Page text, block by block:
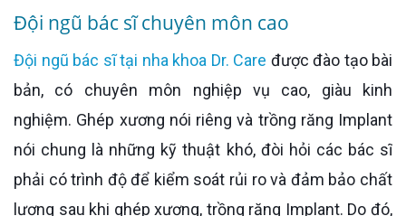
Đội ngũ bác sĩ chuyên môn cao
Đội ngũ bác sĩ tại nha khoa Dr. Care được đào tạo bài
bản, có chuyên môn nghiệp vụ cao, giàu kinh
nghiệm. Ghép xương nói riêng và trồng răng Implant
nói chung là những kỹ thuật khó, đòi hỏi các bác sĩ
phải có trình độ để kiểm soát rủi ro và đảm bảo chất
lượng sau khi ghép xương, trồng răng Implant. Do đó,